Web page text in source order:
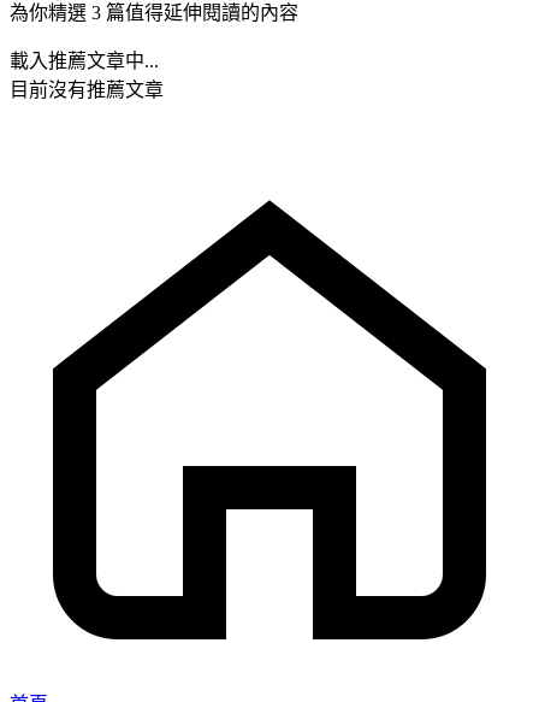
為你精選 3 篇值得延伸閱讀的內容
載入推薦文章中...
目前沒有推薦文章